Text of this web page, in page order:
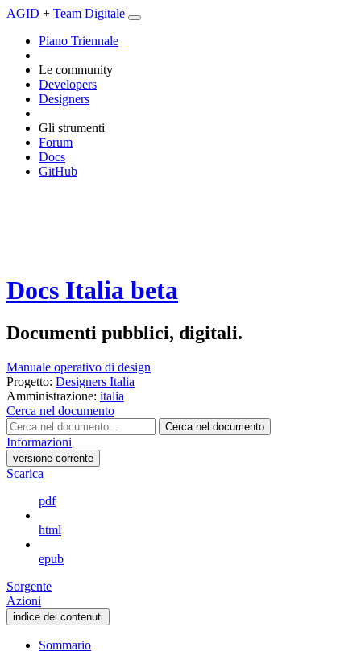
AGID + Team Digitale
Piano Triennale
Le community
Developers
Designers
Gli strumenti
Forum
Docs
GitHub
Docs Italia beta
Documenti pubblici, digitali.
Manuale operativo di design
Progetto: Designers Italia
Amministrazione: italia
Cerca nel documento
Cerca nel documento
Informazioni
versione-corrente
Scarica
pdf
html
epub
Sorgente
Azioni
indice dei contenuti
Sommario